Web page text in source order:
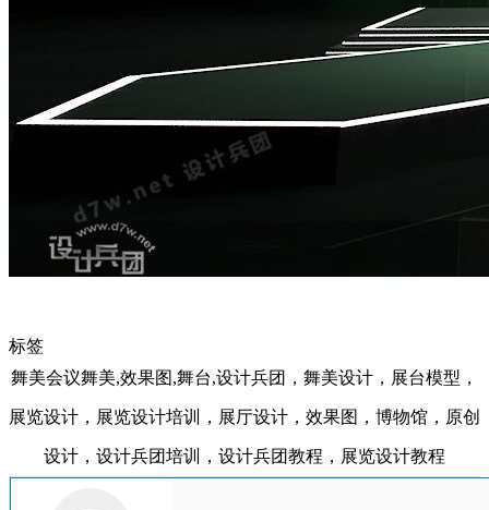
标签
舞美会议舞美,效果图,舞台,设计兵团，舞美设计，展台模型，
展览设计，展览设计培训，展厅设计，效果图，博物馆，原创
设计，设计兵团培训，设计兵团教程，展览设计教程